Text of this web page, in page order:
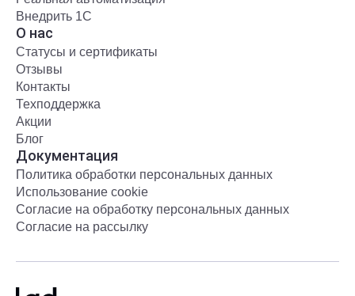
Внедрить 1С
О нас
Статусы и сертификаты
Отзывы
Контакты
Техподдержка
Акции
Блог
Документация
Политика обработки персональных данных
Использование cookie
Согласие на обработку персональных данных
Согласие на рассылку